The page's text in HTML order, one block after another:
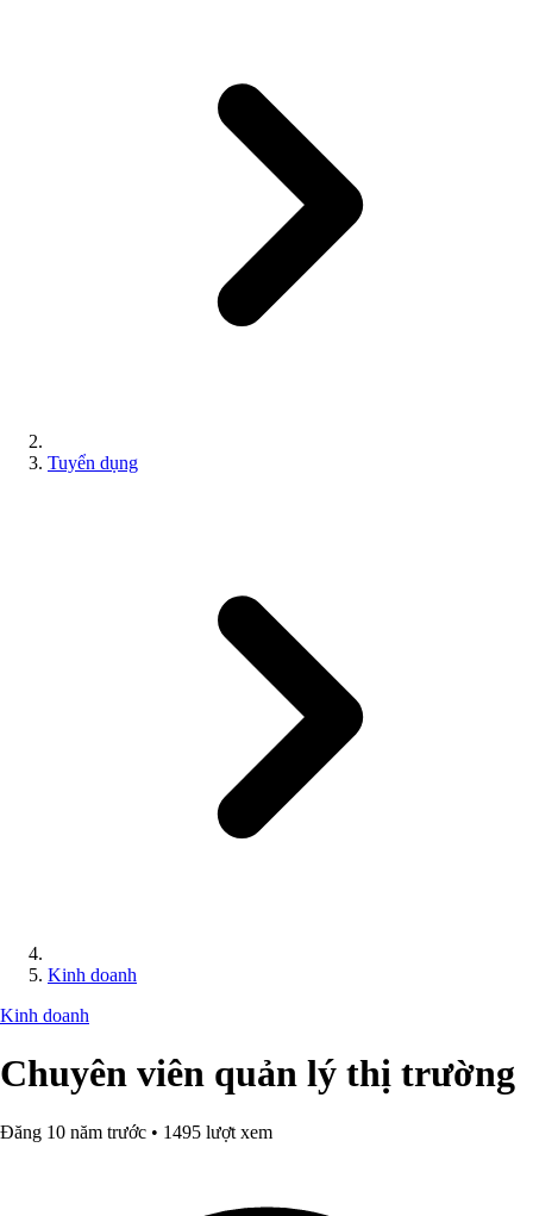
Tuyển dụng
Kinh doanh
Kinh doanh
Chuyên viên quản lý thị trường
Đăng 10 năm trước • 1495 lượt xem